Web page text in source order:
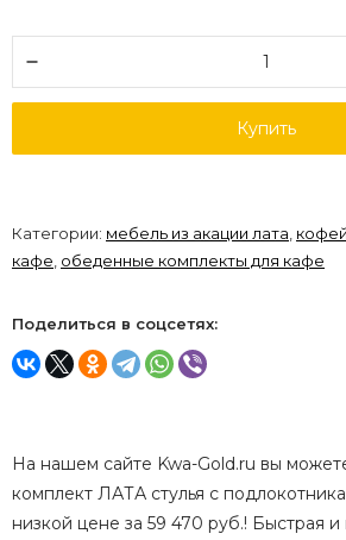
Купить
Категории: мебель из акации лата,
кафе, обеденные комплекты для кафе
Поделиться в соцсетях:
На нашем сайте Kwa-Gold.ru вы
комплект ЛАТА стулья с
низкой цене за 59 470 руб.! Быстрая и